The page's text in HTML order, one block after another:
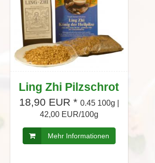
Ling Zhi Pilzschrot
18,90 EUR * 0.45 100g |
42,00 EUR/100g
Mehr Informationen